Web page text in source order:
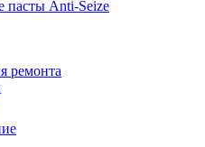
пасты Anti-Seize
ремонта